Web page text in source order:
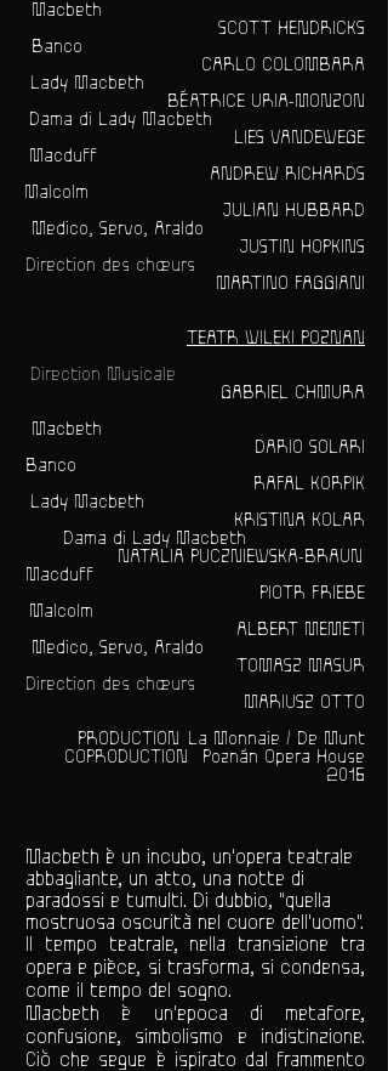
Macbeth
SCOTT HENDRICKS
Banco
CARLO COLOMBARA
Lady Macbeth
BÉATRICE URIA-MONZON
Dama di Lady Macbeth
LIES VANDEWEGE
Macduff
ANDREW RICHARDS
Malcolm
JULIAN HUBBARD
Medico, Servo, Araldo
JUSTIN HOPKINS
Direction des chœurs
MARTINO FAGGIANI
TEATR WILEKI POZNAN
Direction Musicale
GABRIEL CHMURA
Macbeth
DARIO SOLARI
Banco
RAFAL KORPIK
Lady Macbeth
KRISTINA KOLAR
Dama di Lady Macbeth
NATALIA PUCZNIEWSKA-BRAUN
Macduff
PIOTR FRIEBE
Malcolm
ALBERT MEMETI
Medico, Servo, Araldo
TOMASZ MASUR
Direction des chœurs
MARIUSZ OTTO
PRODUCTION La Monnaie / De Munt
COPRODUCTION Poznán Opera House
2016
Macbeth è un incubo, un'opera teatrale
abbagliante, un atto, una notte di
paradossi e tumulti. Di dubbio, "quella
mostruosa oscurità nel cuore dell'uomo".
Il tempo teatrale, nella transizione tra
opera e pièce, si trasforma, si condensa,
come il tempo del sogno.
Macbeth è un'epoca di metafore,
confusione, simbolismo e indistinzione.
Ciò che segue è ispirato dal frammento